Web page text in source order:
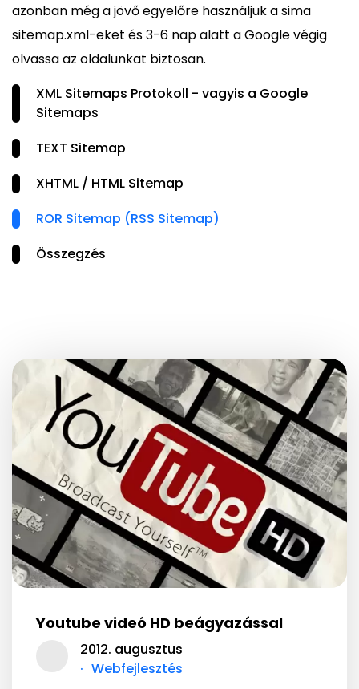
azonban még a jövő egyelőre használjuk a sima
sitemap.xml-eket és 3-6 nap alatt a Google végig
olvassa az oldalunkat biztosan.
XML Sitemaps Protokoll - vagyis a Google
Sitemaps
TEXT Sitemap
XHTML / HTML Sitemap
ROR Sitemap (RSS Sitemap)
Összegzés
Youtube videó HD beágyazással
2012. augusztus
Webfejlesztés